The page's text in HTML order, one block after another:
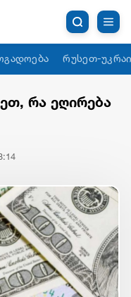
რუსეთ-
რა ეღირება